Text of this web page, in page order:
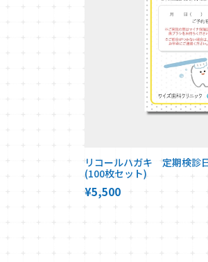
リコールハガキ 定期検
(100枚セット)
¥5,500